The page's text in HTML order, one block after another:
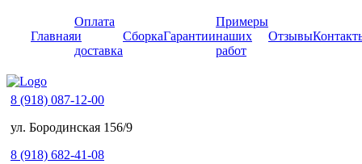
Главная
Оплата
и
доставка
СборкаГарантии
Примеры
наших
работ
Отзывы
8 (918) 087-12-00
ул. Бородинская 156/9
8 (918) 682-41-08